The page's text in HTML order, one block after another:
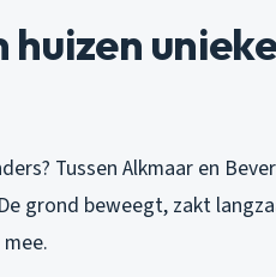
unieke
Tussen Alkmaar en
grond beweegt, zakt